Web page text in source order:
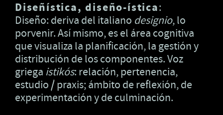
Diseñística, diseño-ística:
Diseño: deriva del italiano designio, lo
porvenir. Así mismo, es el área cognitiva
que visualiza la planificación, la gestión y
distribución de los componentes. Voz
griega istikós: relación, pertenencia,
estudio / praxis; ámbito de reflexión, de
experimentación y de culminación.